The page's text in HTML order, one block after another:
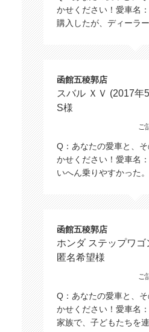
かせください！愛車名
購入したが、ディーラ
函館五稜郭店
スバル ＸＶ (2017年
S様
ご
Q：あなたの愛車と、
かせください！愛車名
いへん乗りやすかった
函館五稜郭店
ホンダ ステップワゴ
匿名希望様
ご
Q：あなたの愛車と、
かせください！愛車名
家族で、子どもたちを